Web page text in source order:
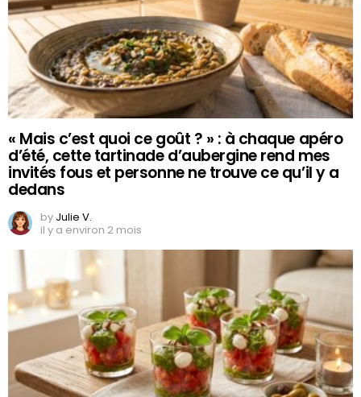
« Mais c’est quoi ce goût ? » : à chaque apéro
d’été, cette tartinade d’aubergine rend mes
invités fous et personne ne trouve ce qu’il y a
dedans
by Julie V.
il y a environ 2 mois